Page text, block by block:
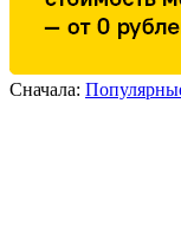
Сначала: